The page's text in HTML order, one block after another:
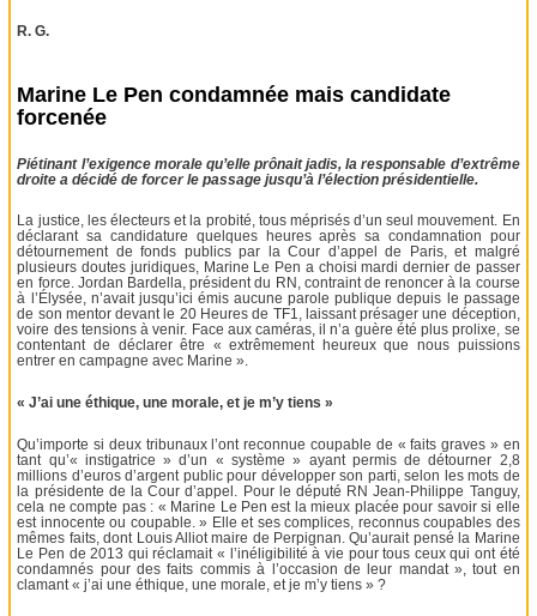
R. G.
Marine Le Pen condamnée mais candidate
forcenée
Piétinant l’exigence morale qu’elle prônait jadis, la responsable d’extrême
droite a décidé de forcer le passage jusqu’à l’élection présidentielle.
La justice, les électeurs et la probité, tous méprisés d’un seul mouvement. En
déclarant sa candidature quelques heures après sa condamnation pour
détournement de fonds publics par la Cour d’appel de Paris, et malgré
plusieurs doutes juridiques, Marine Le Pen a choisi mardi dernier de passer
en force. Jordan Bardella, président du RN, contraint de renoncer à la course
à l’Élysée, n’avait jusqu’ici émis aucune parole publique depuis le passage
de son mentor devant le 20 Heures de TF1, laissant présager une déception,
voire des tensions à venir. Face aux caméras, il n’a guère été plus prolixe, se
contentant de déclarer être « extrêmement heureux que nous puissions
entrer en campagne avec Marine ».
« J’ai une éthique, une morale, et je m’y tiens »
Qu’importe si deux tribunaux l’ont reconnue coupable de « faits graves » en
tant qu’« instigatrice » d’un « système » ayant permis de détourner 2,8
millions d’euros d’argent public pour développer son parti, selon les mots de
la présidente de la Cour d’appel. Pour le député RN Jean-Philippe Tanguy,
cela ne compte pas : « Marine Le Pen est la mieux placée pour savoir si elle
est innocente ou coupable. » Elle et ses complices, reconnus coupables des
mêmes faits, dont Louis Alliot maire de Perpignan. Qu’aurait pensé la Marine
Le Pen de 2013 qui réclamait « l’inéligibilité à vie pour tous ceux qui ont été
condamnés pour des faits commis à l’occasion de leur mandat », tout en
clamant « j’ai une éthique, une morale, et je m’y tiens » ?